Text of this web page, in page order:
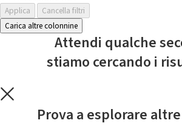
Applica
Cancella filtri
Carica altre colonnine
Attendi qualche
stiamo cercando i
Prova a esplorare